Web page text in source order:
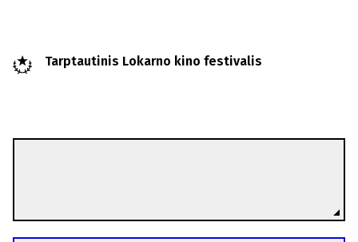
Tarptautinis Lokarno kino festivalis